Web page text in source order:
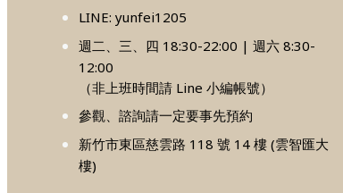
LINE: yunfei1205
週二、三、四 18:30-22:00 | 週六 8:30-
12:00
（非上班時間請 Line 小編帳號）
參觀、諮詢請一定要事先預約
新竹市東區慈雲路 118 號 14 樓 (雲智匯大
樓)